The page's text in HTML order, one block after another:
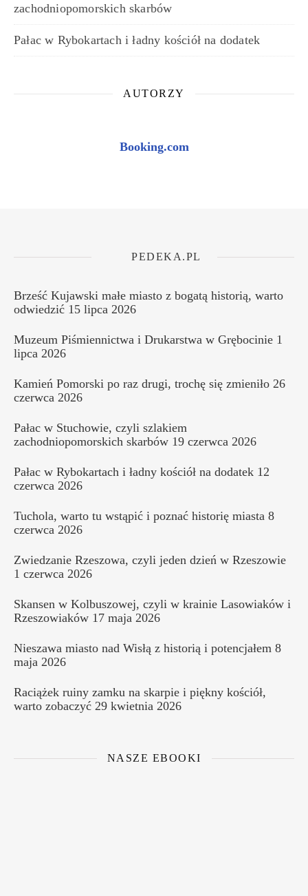
zachodniopomorskich skarbów
Pałac w Rybokartach i ładny kościół na dodatek
AUTORZY
Booking.com
PEDEKA.PL
Brześć Kujawski małe miasto z bogatą historią, warto
odwiedzić 15 lipca 2026
Muzeum Piśmiennictwa i Drukarstwa w Grębocinie 1
lipca 2026
Kamień Pomorski po raz drugi, trochę się zmieniło 26
czerwca 2026
Pałac w Stuchowie, czyli szlakiem
zachodniopomorskich skarbów 19 czerwca 2026
Pałac w Rybokartach i ładny kościół na dodatek 12
czerwca 2026
Tuchola, warto tu wstąpić i poznać historię miasta 8
czerwca 2026
Zwiedzanie Rzeszowa, czyli jeden dzień w Rzeszowie
1 czerwca 2026
Skansen w Kolbuszowej, czyli w krainie Lasowiaków i
Rzeszowiaków 17 maja 2026
Nieszawa miasto nad Wisłą z historią i potencjałem 8
maja 2026
Raciążek ruiny zamku na skarpie i piękny kościół,
warto zobaczyć 29 kwietnia 2026
NASZE EBOOKI